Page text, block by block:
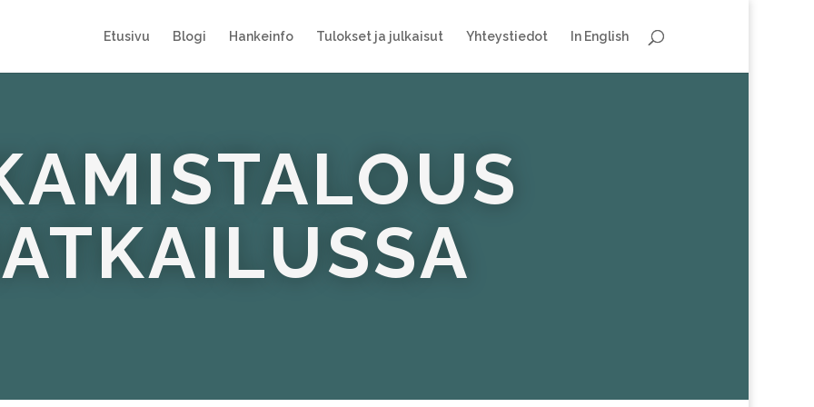
Etusivu Blogi Hankeinfo Tulokset ja julkaisut Yhteystiedot In English